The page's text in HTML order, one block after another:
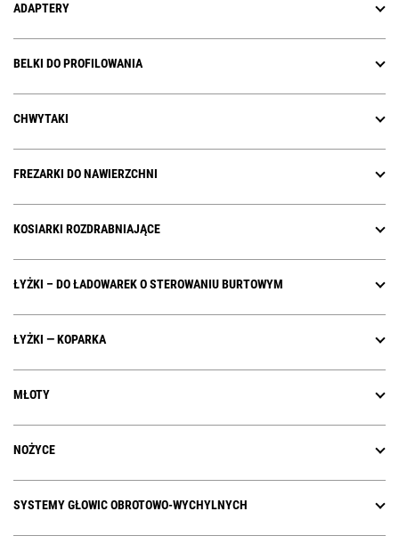
ADAPTERY
BELKI DO PROFILOWANIA
CHWYTAKI
FREZARKI DO NAWIERZCHNI
KOSIARKI ROZDRABNIAJĄCE
ŁYŻKI – DO ŁADOWAREK O STEROWANIU BURTOWYM
ŁYŻKI — KOPARKA
MŁOTY
NOŻYCE
SYSTEMY GŁOWIC OBROTOWO-WYCHYLNYCH